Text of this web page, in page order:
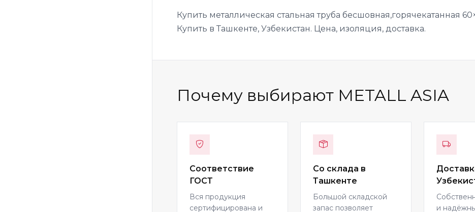
Купить металлическая стальная труба бесшовная,горячекатанная
Купить в Ташкенте, Узбекистан. Цена, изоляция, доставка.
Почему выбирают METALL ASIA
Соответствие
ГОСТ
Вся продукция
сертифицирована и
Со склада в
Ташкенте
Большой складской
запас позволяет
и